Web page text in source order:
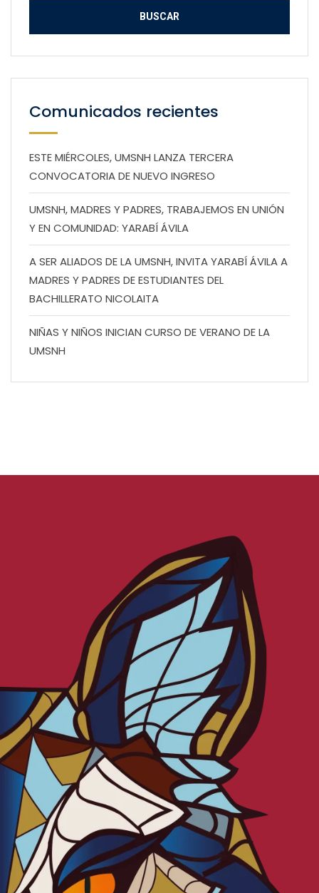
Comunicados recientes
ESTE MIÉRCOLES, UMSNH LANZA TERCERA
CONVOCATORIA DE NUEVO INGRESO
UMSNH, MADRES Y PADRES, TRABAJEMOS EN UNIÓN
Y EN COMUNIDAD: YARABÍ ÁVILA
A SER ALIADOS DE LA UMSNH, INVITA YARABÍ ÁVILA A
MADRES Y PADRES DE ESTUDIANTES DEL
BACHILLERATO NICOLAITA
NIÑAS Y NIÑOS INICIAN CURSO DE VERANO DE LA
UMSNH